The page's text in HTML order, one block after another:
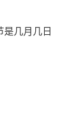
当户对，两人
确定为恋人，
后一年生子，
10年，1964
了前妻，因为
火，就将外孙
是几月几日